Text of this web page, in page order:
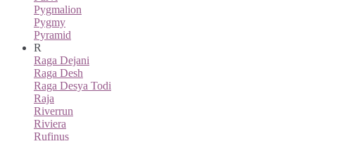
Pygmalion
Pygmy
Pyramid
R
Raga Dejani
Raga Desh
Raga Desya Todi
Raja
Riverrun
Riviera
Rufinus